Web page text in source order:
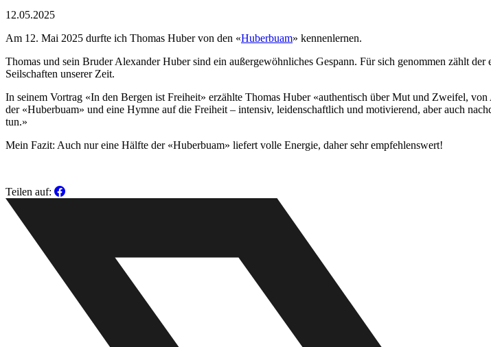
12.05.2025
Am 12. Mai 2025 durfte ich Thomas Huber von den «Huberbuam» kennenlernen.
Thomas und sein Bruder Alexander Huber sind ein außergewöhnliches Gespann. Für sich genommen zählt
Seilschaften unserer Zeit.
In seinem Vortrag «In den Bergen ist Freiheit» erzählte Thomas Huber «authentisch über Mut und Zweifel,
der «Huberbuam» und eine Hymne auf die Freiheit – intensiv, leidenschaftlich und motivierend, aber auch
tun.»
Mein Fazit: Auch nur eine Hälfte der «Huberbuam» liefert volle Energie, daher sehr empfehlenswert!
Teilen auf: